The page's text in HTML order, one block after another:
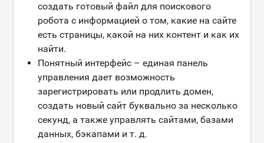
создать готовый файл для поискового
робота с информацией о том, какие на сайте
есть страницы, какой на них контент и как их
найти.
Понятный интерфейс – единая панель
управления дает возможность
зарегистрировать или продлить домен,
создать новый сайт буквально за несколько
секунд, а также управлять сайтами, базами
данных, бэкапами и т. д.